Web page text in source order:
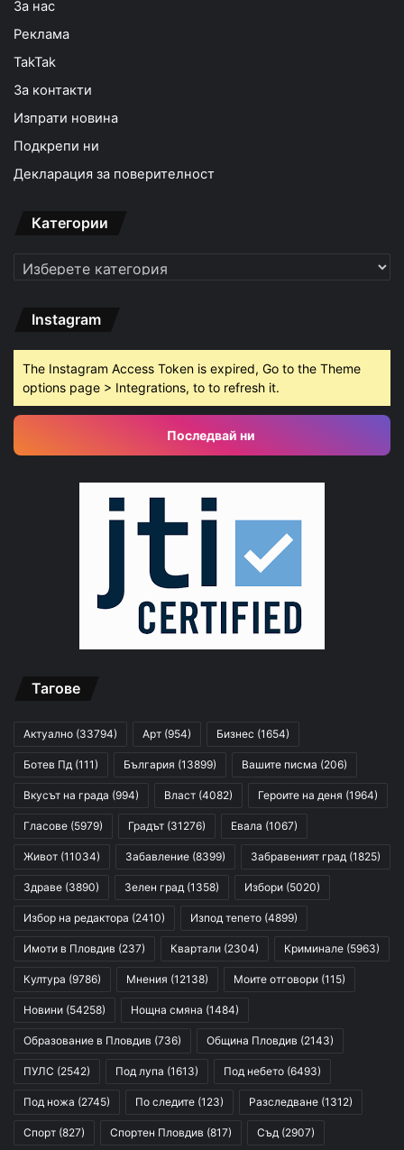
За нас
Реклама
TakTak
За контакти
Изпрати новина
Подкрепи ни
Декларация за поверителност
Категории
Категории
Instagram
The Instagram Access Token is expired, Go to the Theme
options page > Integrations, to to refresh it.
Последвай ни
Тагове
Актуално (33794) Арт (954) Бизнес (1654)
Ботев Пд (111) България (13899) Вашите писма (206)
Вкусът на града (994) Власт (4082) Героите на деня (1964)
Гласове (5979) Градът (31276) Евала (1067)
Живот (11034) Забавление (8399) Забравеният град (1825)
Здраве (3890) Зелен град (1358) Избори (5020)
Избор на редактора (2410) Изпод тепето (4899)
Имоти в Пловдив (237) Квартали (2304) Криминале (5963)
Култура (9786) Мнения (12138) Моите отговори (115)
Новини (54258) Нощна смяна (1484)
Образование в Пловдив (736) Община Пловдив (2143)
ПУЛС (2542) Под лупа (1613) Под небето (6493)
Под ножа (2745) По следите (123) Разследване (1312)
Спорт (827) Спортен Пловдив (817) Съд (2907)